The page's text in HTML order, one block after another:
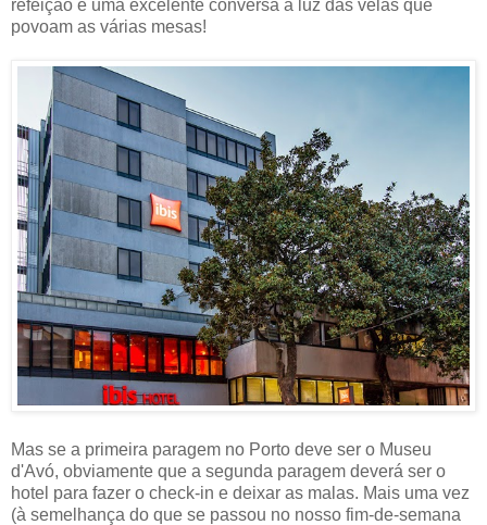
refeição e uma excelente conversa à luz das velas que
povoam as várias mesas!
Mas se a primeira paragem no Porto deve ser o Museu
d'Avó, obviamente que a segunda paragem deverá ser o
hotel para fazer o check-in e deixar as malas. Mais uma vez
(à semelhança do que se passou no nosso fim-de-semana